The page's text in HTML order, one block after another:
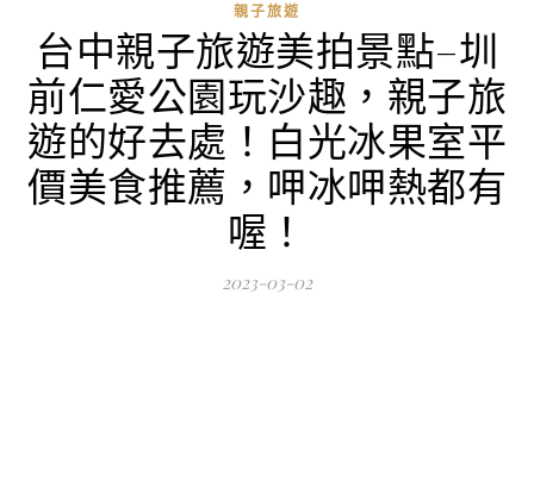
親子旅遊
台中親子旅遊美拍景點–圳
前仁愛公園玩沙趣，親子旅
遊的好去處！白光冰果室平
價美食推薦，呷冰呷熱都有
喔！
2023-03-02